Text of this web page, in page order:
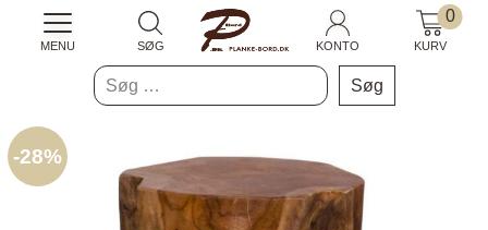
Søg
efter:
MENU SØG KONTO
0
KURV
-28%